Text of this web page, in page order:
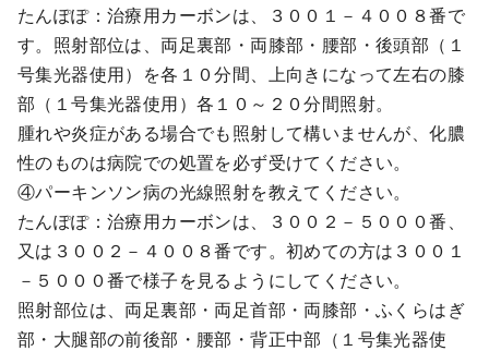
たんぽぽ：治療用カーボンは、３００１－４００８番で
す。照射部位は、両足裏部・両膝部・腰部・後頭部（１
号集光器使用）を各１０分間、上向きになって左右の膝
部（１号集光器使用）各１０～２０分間照射。
腫れや炎症がある場合でも照射して構いませんが、化膿
性のものは病院での処置を必ず受けてください。
④パーキンソン病の光線照射を教えてください。
たんぽぽ：治療用カーボンは、３００２－５０００番、
又は３００２－４００８番です。初めての方は３００１
－５０００番で様子を見るようにしてください。
照射部位は、両足裏部・両足首部・両膝部・ふくらはぎ
部・大腿部の前後部・腰部・背正中部（１号集光器使